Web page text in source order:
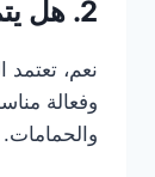
2. هل يتم استخدام منظفات آمنة؟
نعم،
وفعالة
والحمامات.